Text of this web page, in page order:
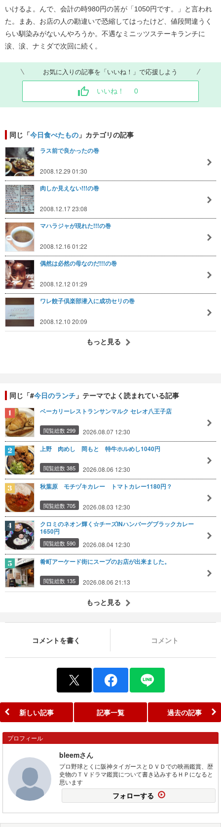
いけるよ。んで、会計の時980円の筈が「1050円です。」と言われ
た。まあ、お店の人の勘違いで恐縮してはったけど、値段間違うく
らい馴染みがないんやろうか。不遇なミニッツステーキランチに
涙、涙、ナミダで次回に続く。
お気に入りの記事を「いいね！」で応援しよう
いいね！ 0
同じ「今日食べたもの 」カテゴリの記事
ラス前で良かったの巻
2008.12.29 01:30
肉しか見えない!!!の巻
2008.12.17 23:08
マハラジャが現れた!!!の巻
2008.12.16 01:22
偶然は必然の母なのだ!!!の巻
2008.12.12 01:29
ワレ餃子倶楽部潜入に成功セリの巻
2008.12.10 20:09
もっと見る
同じ「#今日のランチ 」テーマでよく読まれている記事
ベーカリーレストランサンマルク セレオ八王子店
閲覧総数 299 2026.08.07 12:30
上野 肉めし 岡もと 特牛ホルめし1040円
閲覧総数 385 2026.08.06 12:30
秋葉原 モチヅキカレー トマトカレー1180円？
閲覧総数 705 2026.08.03 12:30
クロミのネオン輝く☆チーズINハンバーグブラックカレー
1650円
閲覧総数 590 2026.08.04 12:30
肴町アーケード街にスープのお店が出来ました。
閲覧総数 135 2026.08.06 21:13
もっと見る
コメントを書く コメント
新しい記事 記事一覧 過去の記事
プロフィール
bleemさん
プロ野球とくに阪神タイガースとＤＶＤでの映画鑑賞、歴
史物のＴＶドラマ鑑賞について書き込みするＨＰになると
思います
フォローする